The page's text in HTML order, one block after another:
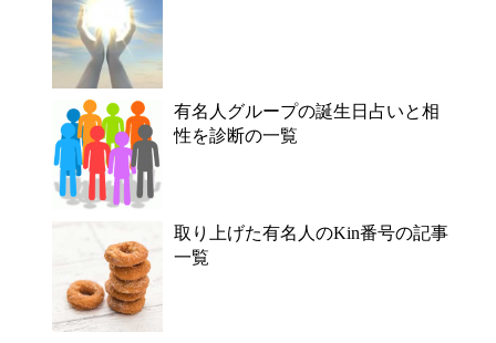
有名人グループの誕生日占いと相
性を診断の一覧
取り上げた有名人のKin番号の記事
一覧